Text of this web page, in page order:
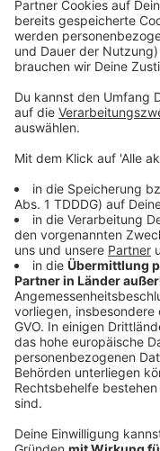
Bayern
Schweinestall in